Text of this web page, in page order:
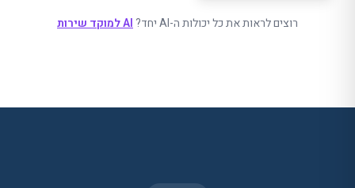
רוצים לראות את כל יכולות ה-AIיחד? AI למוקד שירות